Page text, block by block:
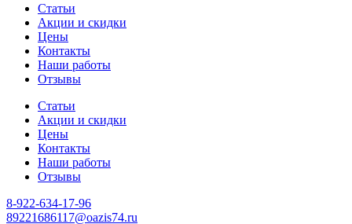
Статьи
Акции и скидки
Цены
Контакты
Наши работы
Отзывы
Статьи
Акции и скидки
Цены
Контакты
Наши работы
Отзывы
8-922-634-17-96
89221686117@oazis74.ru